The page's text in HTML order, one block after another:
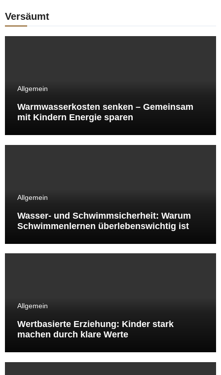
Versäumt
Allgemein
Warmwasserkosten senken – Gemeinsam
mit Kindern Energie sparen
Allgemein
Wasser- und Schwimmsicherheit: Warum
Schwimmenlernen überlebenswichtig ist
Allgemein
Wertbasierte Erziehung: Kinder stark
machen durch klare Werte